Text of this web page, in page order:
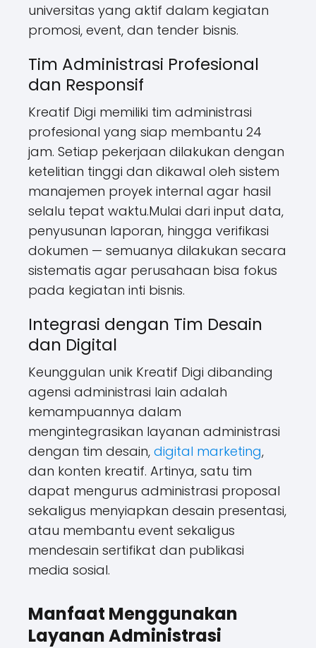
universitas yang aktif dalam kegiatan
promosi, event, dan tender bisnis.
Tim Administrasi Profesional
dan Responsif
Kreatif Digi memiliki tim administrasi
profesional yang siap membantu 24
jam. Setiap pekerjaan dilakukan dengan
ketelitian tinggi dan dikawal oleh sistem
manajemen proyek internal agar hasil
selalu tepat waktu.Mulai dari input data,
penyusunan laporan, hingga verifikasi
dokumen — semuanya dilakukan secara
sistematis agar perusahaan bisa fokus
pada kegiatan inti bisnis.
Integrasi dengan Tim Desain
dan Digital
Keunggulan unik Kreatif Digi dibanding
agensi administrasi lain adalah
kemampuannya dalam
mengintegrasikan layanan administrasi
dengan tim desain, digital marketing,
dan konten kreatif. Artinya, satu tim
dapat mengurus administrasi proposal
sekaligus menyiapkan desain presentasi,
atau membantu event sekaligus
mendesain sertifikat dan publikasi
media sosial.
Manfaat Menggunakan
Layanan Administrasi